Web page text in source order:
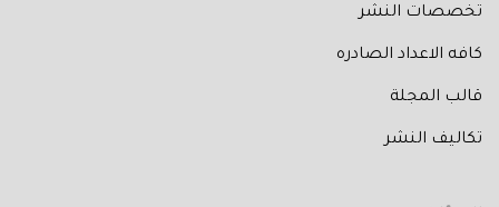
تخصصات النشر
كافه الاعداد الصادره
قالب المجلة
تكاليف النشر